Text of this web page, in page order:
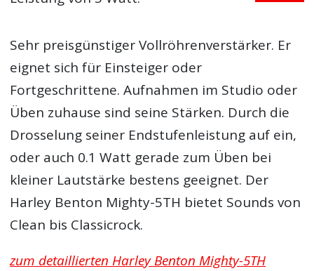
Sehr preisgünstiger Vollröhrenverstärker. Er
eignet sich für Einsteiger oder
Fortgeschrittene. Aufnahmen im Studio oder
Üben zuhause sind seine Stärken. Durch die
Drosselung seiner Endstufenleistung auf ein,
oder auch 0.1 Watt gerade zum Üben bei
kleiner Lautstärke bestens geeignet. Der
Harley Benton Mighty-5TH bietet Sounds von
Clean bis Classicrock.
zum detaillierten Harley Benton Mighty-5TH